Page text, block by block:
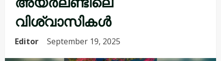
വിശ്വാസികള്‍
Editor September 19, 2025